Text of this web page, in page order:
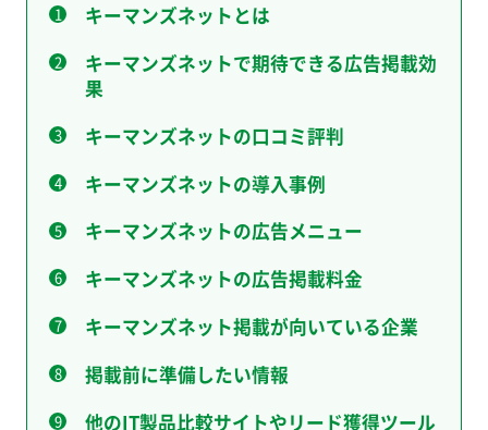
キーマンズネットとは
キーマンズネットで期待できる広告掲載効
果
キーマンズネットの口コミ評判
キーマンズネットの導入事例
キーマンズネットの広告メニュー
キーマンズネットの広告掲載料金
キーマンズネット掲載が向いている企業
掲載前に準備したい情報
他のIT製品比較サイトやリード獲得ツール